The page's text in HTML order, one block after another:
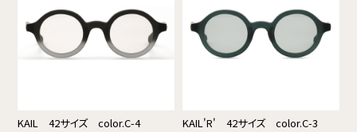
KAIL 42サイズ color.C-4 KAIL'R' 42サイズ color.C-3